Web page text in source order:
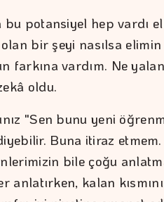
bu potansiyel hep vardı
bir şeyi nasılsa
farkına vardım. Ne
oldu.
"Sen bunu yeni
Buna itiraz
bile çoğu
anlatırken, kalan